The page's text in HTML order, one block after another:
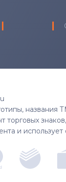
названия
торговых
и